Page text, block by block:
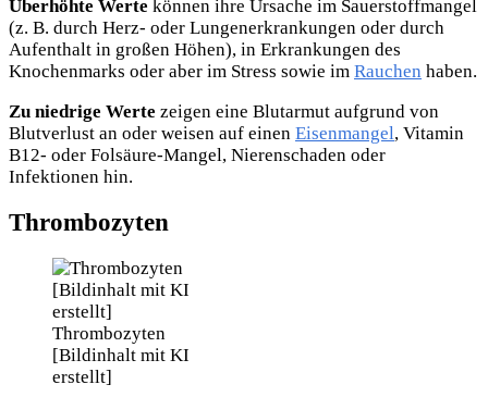
Überhöhte Werte können ihre Ursache im Sauerstoffmangel
(z. B. durch Herz- oder Lungenerkrankungen oder durch
Aufenthalt in großen Höhen), in Erkrankungen des
Knochenmarks oder aber im Stress sowie im Rauchen haben.
Zu niedrige Werte zeigen eine Blutarmut aufgrund von
Blutverlust an oder weisen auf einen Eisenmangel, Vitamin
B12- oder Folsäure-Mangel, Nierenschaden oder
Infektionen hin.
Thrombozyten
Thrombozyten
[Bildinhalt mit KI
erstellt]